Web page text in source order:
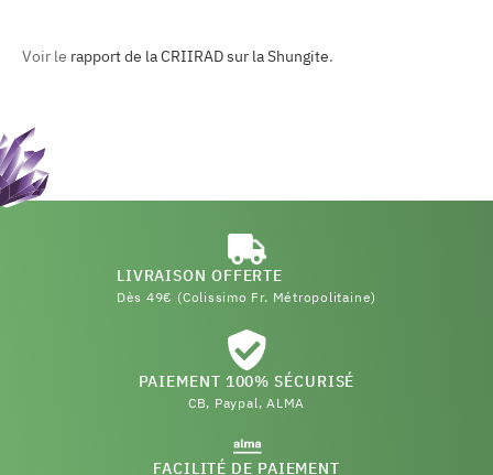
Voir le rapport de la CRIIRAD sur la Shungite.
LIVRAISON OFFERTE
Dès 49€ (Colissimo Fr. Métropolitaine)
PAIEMENT 100% SÉCURISÉ
CB, Paypal, ALMA
FACILITÉ DE PAIEMENT